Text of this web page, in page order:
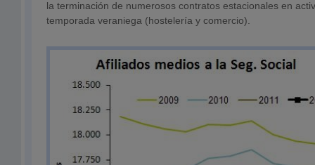
la terminación de numerosos contratos estacionales en
temporada veraniega (hostelería y comercio).